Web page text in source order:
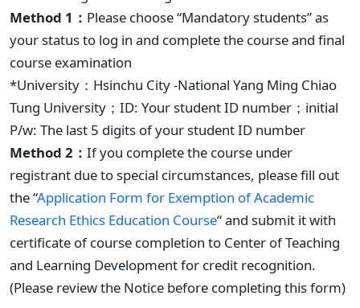
Method 1： Please choose “Mandatory students” as
your status to log in and complete the course and final
course examination
*University：Hsinchu City -National Yang Ming Chiao
Tung University；ID: Your student ID number；initial
P/w: The last 5 digits of your student ID number
Method 2： If you complete the course under
registrant due to special circumstances, please fill out
the “Application Form for Exemption of Academic
Research Ethics Education Course“ and submit it with
certificate of course completion to Center of Teaching
and Learning Development for credit recognition.
(Please review the Notice before completing this form)